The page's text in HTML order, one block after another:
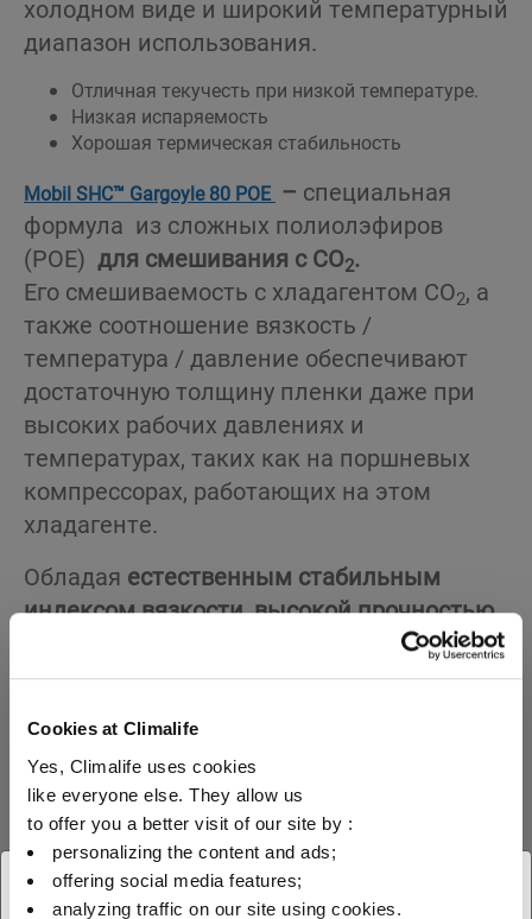
Cookies at Climalife
Yes, Climalife uses cookies
like everyone else. They allow us
to offer you a better visit of our site by :
personalizing the content and ads;
offering social media features;
analyzing traffic on our site using cookies.
× Закрыть
холодном виде и широкий температурный
диапазон использования.
Отличная текучесть при низкой температуре.
Низкая испаряемость
Хорошая термическая стабильность
Mobil SHC™ Gargoyle 80 POE – специальная
формула из сложных полиолэфиров
(POE) для смешивания с CO2.
Его смешиваемость с хладагентом CO2, а
также соотношение вязкость /
температура / давление обеспечивают
достаточную толщину пленки даже при
высоких рабочих давлениях и
температурах, таких как на поршневых
компрессорах, работающих на этом
хладагенте.
Обладая естественным стабильным
индексом вязкости,высокой прочностью
текучести, это масло дает
тяжелых условиях эксплуатации, включая
уменьшение утечек в уплотнениях вала, и
возможности для повышения
эффективности испарителя.
Отличная защита от износа.